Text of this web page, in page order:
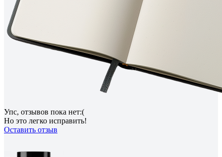
Упс, отзывов пока нет:(
Но это легко исправить!
Оставить отзыв